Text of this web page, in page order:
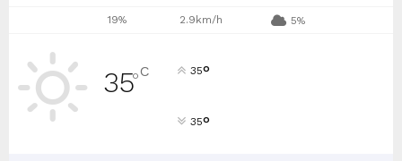
19% 2.9km/h 5%
35°C 35°
35°